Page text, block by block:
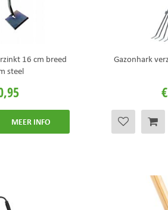
16 cm breed
steel
,95
MEER INFO
Gazonhark
€